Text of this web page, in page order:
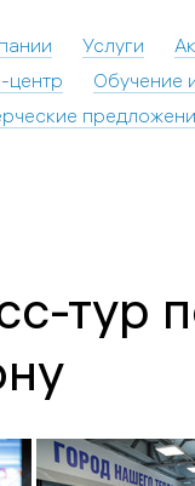
Услуги
центр
Обучение
тур